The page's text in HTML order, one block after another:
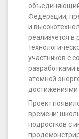
объединяющий
Федерации,
и
реализуется в
участников с
разработками
атомной
достижениями
Проект
времени:
подростков с